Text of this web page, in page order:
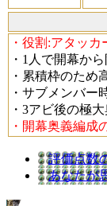
・役割:アタッ
・1人で開幕か
・累積枠のため
・サブメンバー
・3アビ後の極
・開幕奥義編成
評価点数
あなたが